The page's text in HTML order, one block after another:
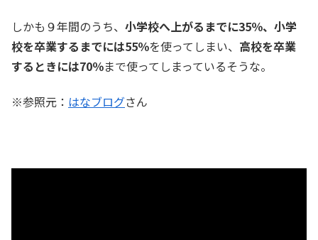
しかも９年間のうち、 小学校へ上がるまでに35％、小学
校を卒業するまでには55％を使ってしまい、 高校を卒業
するときには70％まで使ってしまっているそうな。
※参照元： はなブログさん